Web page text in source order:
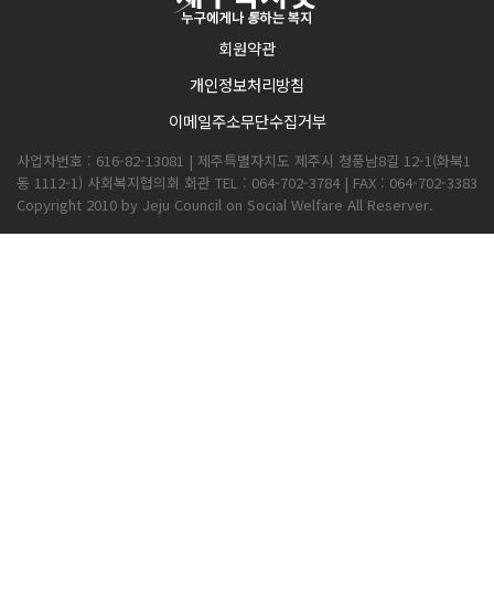
회원약관
개인정보처리방침
이메일주소무단수집거부
사업자번호 : 616-82-13081 | 제주특별자치도 제주시 청풍남8길 12-1(화북1
동 1112-1) 사회복지협의회 회관 TEL : 064-702-3784 | FAX : 064-702-3383
Copyright 2010 by Jeju Council on Social Welfare All Reserver.